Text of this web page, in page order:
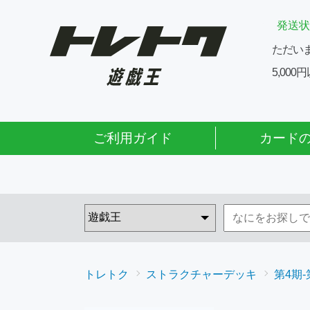
発送
ただい
5,000
ご利用ガイド カード
トレトク ストラクチャーデッキ 第4期-